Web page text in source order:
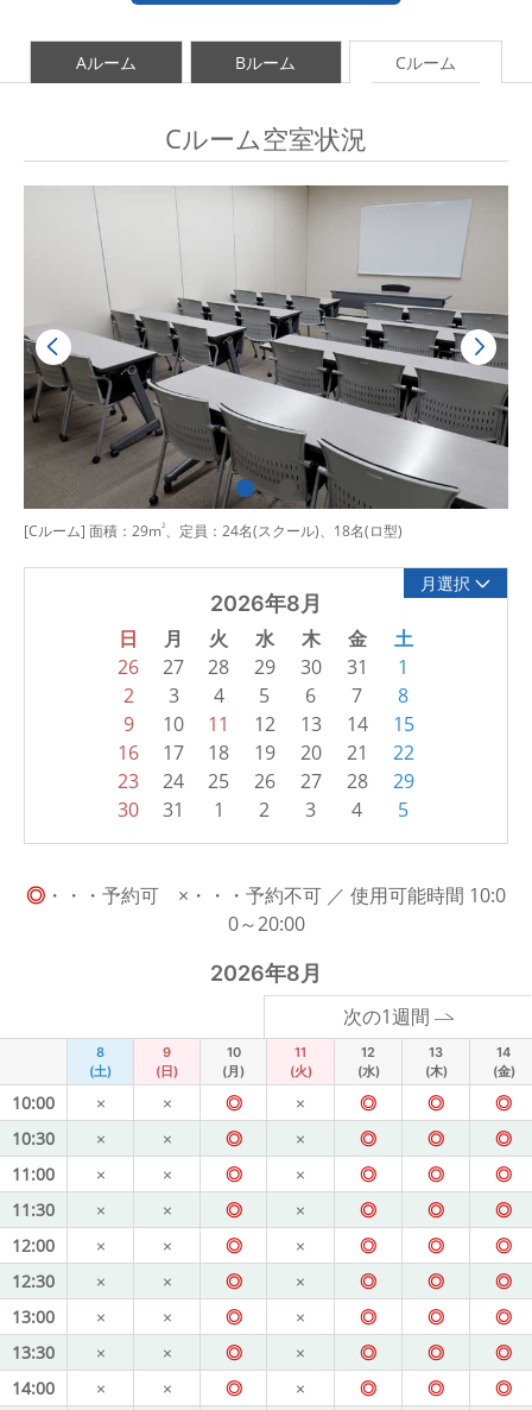
Aルーム Bルーム Cルーム
Cルーム空室状況
[Cルーム] 面積：29m2、定員：24名(スクール)、18名(ロ型)
月選択
2026年8月
日 月 火 水 木 金 土
26 27 28 29 30 31
1
2
3 4 5 6 7
8
9
10 11 12 13 14
15
16
17 18 19 20 21
22
23
24 25 26 27 28
29
30
31 1 2 3 4 5
◎ ・・・予約可 ×・・・予約不可 ／ 使用可能時間 10:0
0～20:00
2026年8月
次の1週間
8
(土)
9
(日)
10
(月)
11
(火)
12
(水)
13
(木)
14
(金)
10:00 × × ◎ × ◎ ◎
◎
10:30
× × ◎ × ◎ ◎
◎
11:00
× × ◎ × ◎ ◎
◎
11:30
× × ◎ × ◎ ◎
◎
12:00
× × ◎ × ◎ ◎
◎
12:30
× × ◎ × ◎ ◎
◎
13:00
× × ◎ × ◎ ◎
◎
13:30
× × ◎ × ◎ ◎
◎
14:00
× × ◎ × ◎ ◎
◎